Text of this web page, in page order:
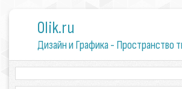
0lik.ru
Дизайн и Графика - Пространство